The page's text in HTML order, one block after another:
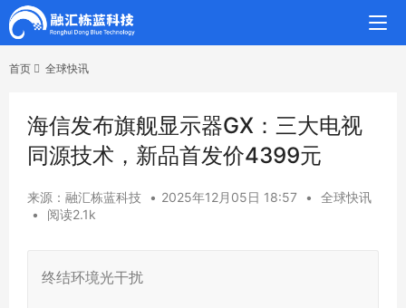
首页 全球快讯
海信发布旗舰显示器GX：三大电视
同源技术，新品首发价4399元
来源：融汇栋蓝科技 • 2025年12月05日 18:57 •
全球快讯
•
阅读2.1k
终结环境光干扰